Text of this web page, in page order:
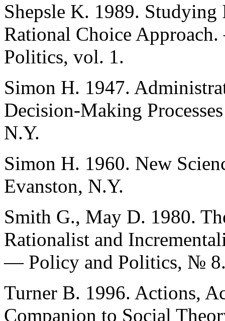
Shepsle K. 1989.
Rational Choice
Politics, vol. 1.
Simon H. 1947.
Decision-Making
N.Y.
Simon H. 1960. New
Evanston, N.Y.
Smith G., May D. 1980.
Rationalist and
— Policy and Politics, №
Turner B. 1996. Actions,
Companion to Social